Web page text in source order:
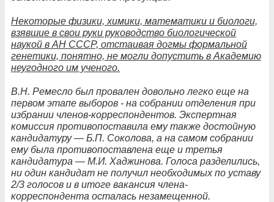
Некоторые физики, химики, математики и биологи,
взявшие в свои руки руководство биологической
наукой в АН СССР, отстаивая догмы формальной
генетики, понятно, не могли допустить в Академию
неугодного им ученого.
В.Н. Ремесло был провален довольно легко еще на
первом этапе выборов - на собрании отделения при
избрании членов-корреспондентов. Экспертная
комиссия противопоставила ему также достойную
кандидатуру — Б.П. Соколова, а на самом собрании
ему была противопоставлена еще и третья
кандидатура — М.И. Хаджинова. Голоса разделились,
ни один кандидат не получил необходимых по уставу
2/3 голосов и в итоге вакансия члена-
корреспондента осталась незамещенной.